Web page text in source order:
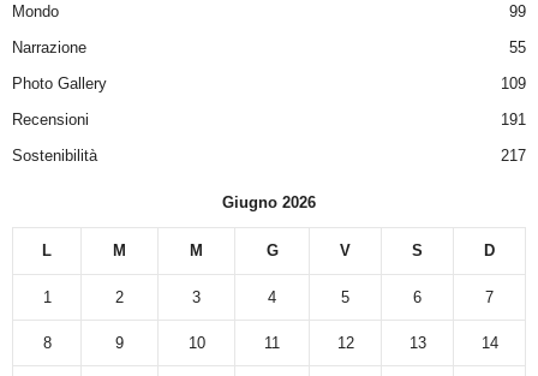
Mondo
99
Narrazione
55
Photo Gallery
109
Recensioni
191
Sostenibilità
217
Giugno 2026
L M M G V S D
1 2 3 4 5 6 7
8 9 10 11 12 13 14